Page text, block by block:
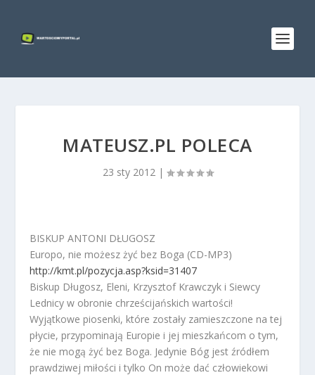
MATEUSZ.PL POLECA
23 sty 2012|
BISKUP ANTONI DŁUGOSZ
Europo, nie możesz żyć bez Boga (CD-MP3)
http://kmt.pl/pozycja.asp?ksid=31407
Biskup Długosz, Eleni, Krzysztof Krawczyk i Siewcy
Lednicy w obronie chrześcijańskich wartości!
Wyjątkowe piosenki, które zostały zamieszczone na tej
płycie, przypominają Europie i jej mieszkańcom o tym,
że nie mogą żyć bez Boga. Jedynie Bóg jest źródłem
prawdziwej miłości i tylko On może dać człowiekowi